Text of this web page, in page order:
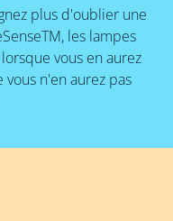
plus d'oublier une
les lampes
vous en aurez
n'en aurez pas